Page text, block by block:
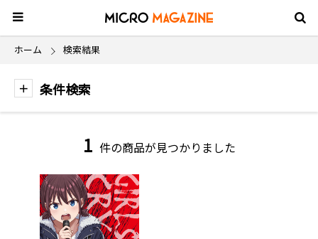
ホーム 検索結果
条件検索
1 件の商品が見つかりました